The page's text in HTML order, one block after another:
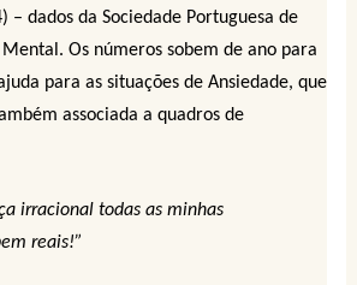
– dados da Sociedade Portuguesa de
Os números sobem de ano para
para as situações de Ansiedade, que
associada a quadros de
irracional todas as minhas
reais!”